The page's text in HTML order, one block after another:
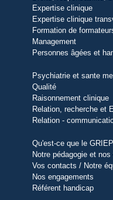
Expertise clinique
Expertise clinique
Formation de
Management
Personnes âgées et
Psychiatrie et sante
Qualité
Raisonnement clinique
Relation, recherche et
Relation -
Qu'est-ce que le
Notre pédagogie et nos
Vos contacts / Notre
Nos engagements
Référent handicap